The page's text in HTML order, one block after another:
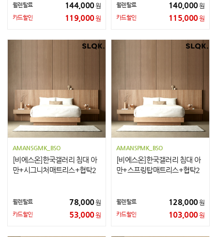
월렌탈료 144,000원
카드할인 119,000원
월렌탈료 140,000원
카드할인 115,000원
AMANSGMK_BSO
[비에스온]한국갤러리 침대 아
만+시그니처매트리스+협탁2
월렌탈료 78,000원
카드할인 53,000원
AMANSPMK_BSO
[비에스온]한국갤러리 침대 아
만+스프링탑매트리스+협탁2
월렌탈료 128,000원
카드할인 103,000원